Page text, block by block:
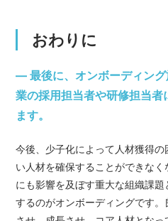
おわりに
— 最後に、オンボーディン
業の採用担当者や研修担当者
ます。
今後、少子化によって人材獲得
い人材を確保することができな
にも影響を及ぼす重大な組織課
するのがオンボーディングです